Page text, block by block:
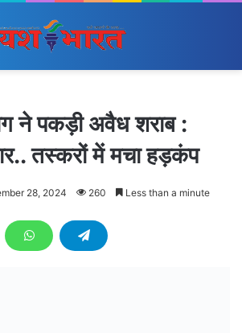
ने पकड़ी अवैध शराब :
तस्करों में मचा हड़कंप
28, 2024 260 Less than a minute